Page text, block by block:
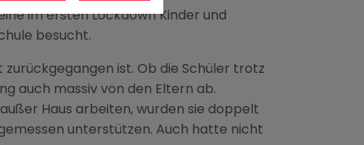
im ersten Lockdown Kinder und
besucht.
ist. Ob die Schüler trotz
auch massiv von den Eltern ab.
Haus arbeiten, wurden sie doppelt
unterstützen. Auch hatte nicht